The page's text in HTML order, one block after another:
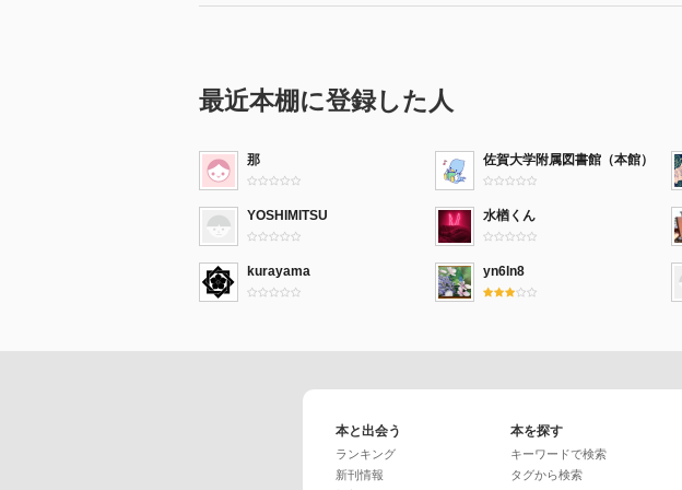
最近本棚に登録した人
那 佐賀大学附属図書館（本館）
YOSHIMITSU 水楢くん
kurayama yn6ln8
本と出会う
ランキング
新刊情報
本を探す
キーワードで検索
タグから検索